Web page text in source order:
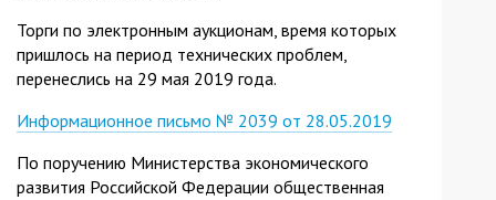
Торги по электронным аукционам, время которых
пришлось на период технических проблем,
перенеслись на 29 мая 2019 года.
Информационное письмо № 2039 от 28.05.2019
По поручению Министерства экономического
развития Российской Федерации общественная